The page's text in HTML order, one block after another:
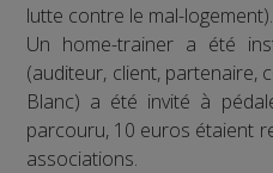
lutte contre le mal-logement).
Un home-trainer a été
(auditeur, client, partenaire,
Blanc) a été invité à
parcouru, 10 euros étaient
associations.